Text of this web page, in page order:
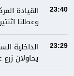
23:40
وعطلنا
23:29
الداخلية
يحاولان